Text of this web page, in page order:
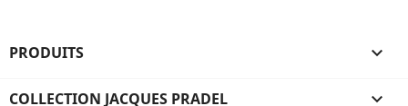
PRODUITS 
COLLECTION JACQUES PRADEL 